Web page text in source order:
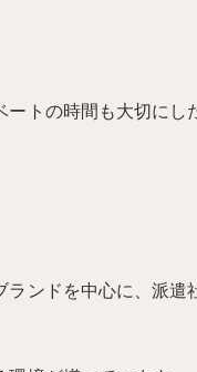
トの時間も大切にし
ンドを中心に、派